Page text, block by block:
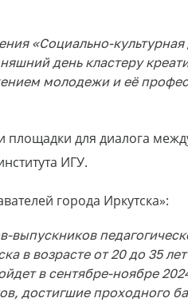
«Социально-культурная
день кластеру
молодежи и её
площадки для диалога
ИГУ.
города Иркутска»:
в возрасте от 20 до 35
в сентябре-ноябре
достигшие проходного